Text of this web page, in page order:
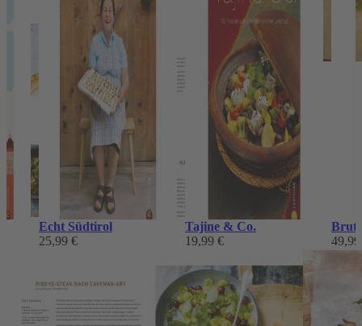
Echt Südtirol
25,99 €
Tajine & Co.
19,99 €
Das könnte Ihnen auch gefallen